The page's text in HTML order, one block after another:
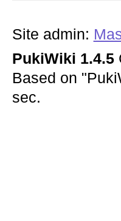
Site admin:
PukiWiki 1.4.5
Based on
sec.